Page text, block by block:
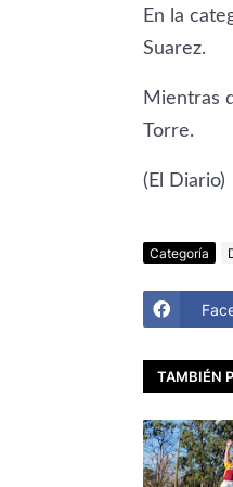
En la
Suarez.
Mientras
Torre.
(El Diario)
Categoría
TAMBIÉN